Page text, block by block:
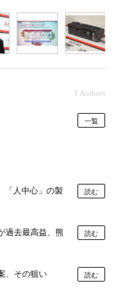
1 Authors
一覧
「人中心」の製
読む
過去最高益、熊
読む
、その狙い
読む